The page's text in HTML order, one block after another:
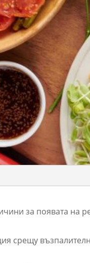
за появата
срещу